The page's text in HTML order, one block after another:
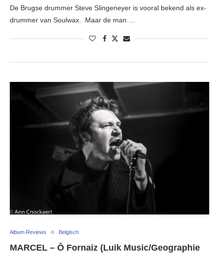
De Brugse drummer Steve Slingeneyer is vooral bekend als ex-
drummer van Soulwax. Maar de man …
Album Reviews Belgisch
MARCEL – Ô Fornaiz (Luik Music/Geographie